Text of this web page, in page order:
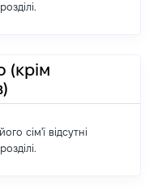
(крім
сім'ї відсутні